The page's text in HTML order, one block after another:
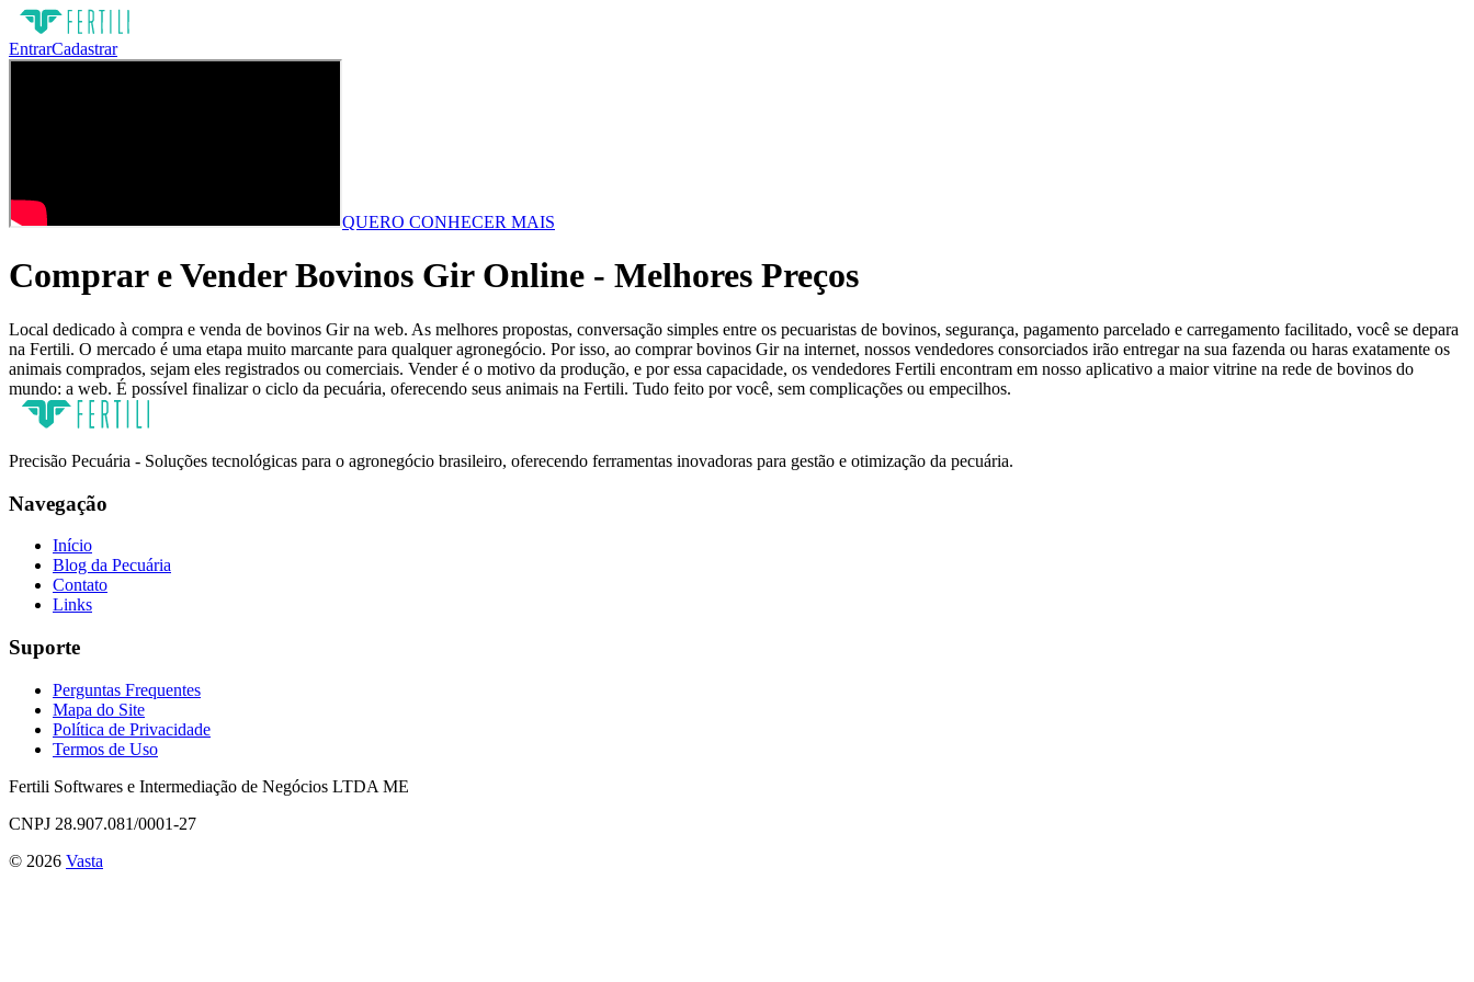
EntrarCadastrar
QUERO CONHECER MAIS
Comprar e Vender Bovinos Gir Online - Melhores Preços
Local dedicado à compra e venda de bovinos Gir na web. As melhores propostas, conversação simples entre os pecuaristas de bovinos, segurança, pagamento parcelado e carregamento facilitado, você se depara
na Fertili. O mercado é uma etapa muito marcante para qualquer agronegócio. Por isso, ao comprar bovinos Gir na internet, nossos vendedores consorciados irão entregar na sua fazenda ou haras exatamente os
animais comprados, sejam eles registrados ou comerciais. Vender é o motivo da produção, e por essa capacidade, os vendedores Fertili encontram em nosso aplicativo a maior vitrine na rede de bovinos do
mundo: a web. É possível finalizar o ciclo da pecuária, oferecendo seus animais na Fertili. Tudo feito por você, sem complicações ou empecilhos.
Precisão Pecuária - Soluções tecnológicas para o agronegócio brasileiro, oferecendo ferramentas inovadoras para gestão e otimização da pecuária.
Navegação
Início
Blog da Pecuária
Contato
Links
Suporte
Perguntas Frequentes
Mapa do Site
Política de Privacidade
Termos de Uso
Fertili Softwares e Intermediação de Negócios LTDA ME
CNPJ 28.907.081/0001-27
© 2026 Vasta